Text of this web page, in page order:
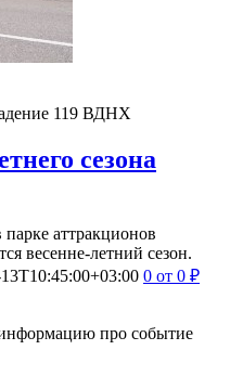
119 ВДНХ
сезона
аттракционов
весенне-летний сезон.
0 от 0 ₽
про событие